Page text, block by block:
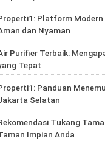
Platform
dan Nyaman
Purifier Terbaik:
Tepat
Panduan
Selatan
Tukang
Impian Anda